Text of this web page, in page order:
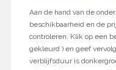
Aan de hand van de
beschikbaarheid en de
controleren. Klik op een
gekleurd ) en geef
verblijfsduur is